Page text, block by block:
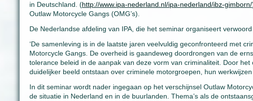
in Deutschland. (http://www.ipa-nederland.nl/ipa-nederland/ibz-gimborn/
Outlaw Motorcycle Gangs (OMG’s).
De Nederlandse afdeling van IPA, die het seminar organiseert
‘De samenleving is in de laatste jaren veelvuldig geconfronteerd met
Motorcycle Gangs. De overheid is gaandeweg doordrongen van de
tolerance beleid in de aanpak van deze vorm van criminaliteit. Door
duidelijker beeld ontstaan over criminele motorgroepen, hun werkwijzen
In dit seminar wordt nader ingegaan op het verschijnsel Outlaw
de situatie in Nederland en in de buurlanden. Thema’s als de